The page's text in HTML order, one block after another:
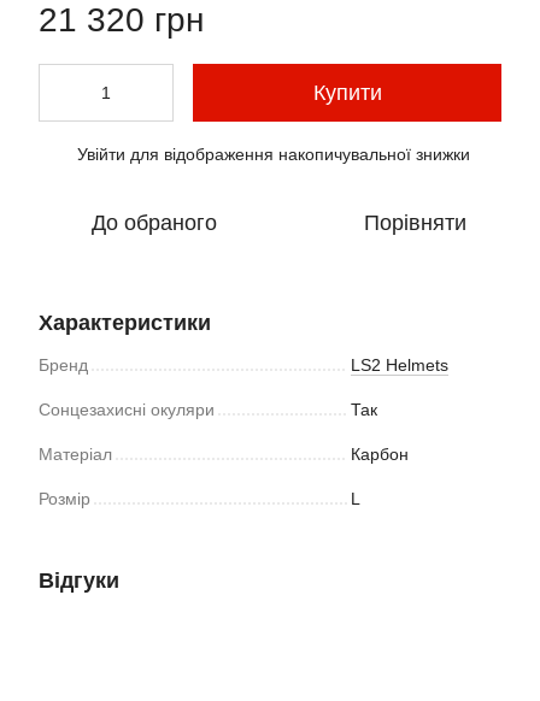
21 320 грн
Купити
Увійти для відображення накопичувальної знижки
До обраного Порівняти
Характеристики
Бренд LS2 Helmets
Сонцезахисні окуляри Так
Матеріал Карбон
Розмір L
Відгуки